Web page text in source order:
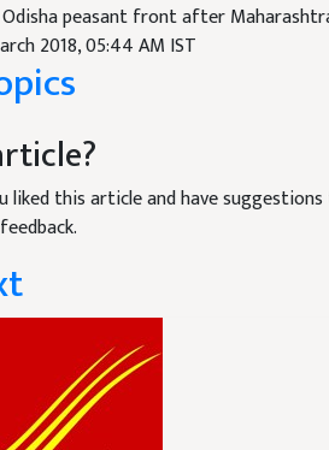
Odisha peasant front after
2018, 05:44 AM IST
liked this article and have